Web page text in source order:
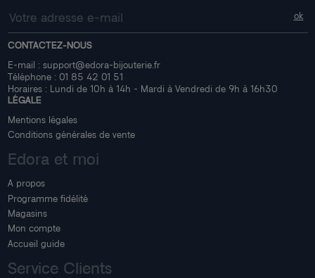
CONTACTEZ-NOUS
E-mail : support@edora-bijouterie.fr
Téléphone : 01 85 42 01 51
Horaires : Lundi de 10h à 14h - Mardi à Vendredi de 9h à 16h30
LÉGALE
Mentions légales
Conditions générales de vente
Edora et moi
A propos
Programme fidélité
Magasins
Mon compte
Accueil guide
Service Clients